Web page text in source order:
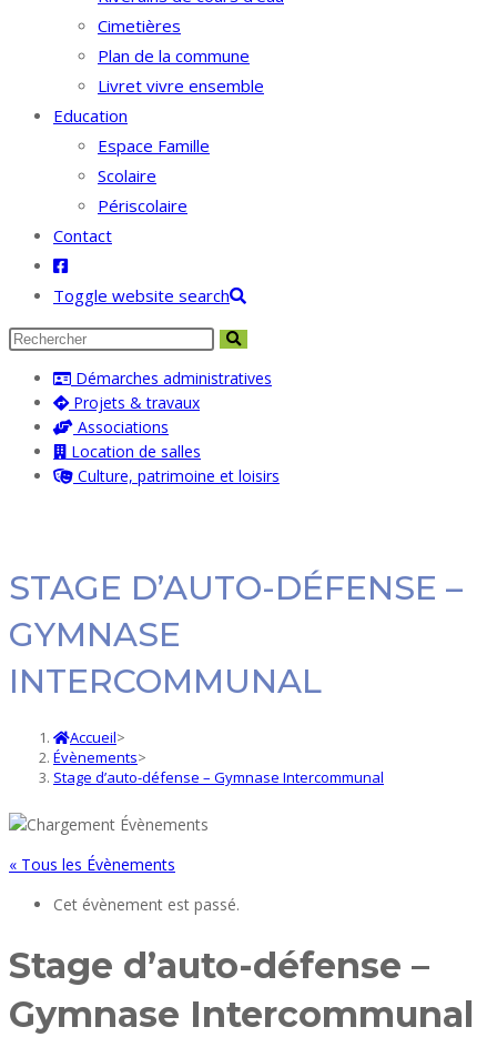
Cimetières
Plan de la commune
Livret vivre ensemble
Education
Espace Famille
Scolaire
Périscolaire
Contact
Toggle website search
Démarches administratives
Projets & travaux
Associations
Location de salles
Culture, patrimoine et loisirs
STAGE D’AUTO-DÉFENSE –
GYMNASE
INTERCOMMUNAL
Accueil>
Évènements>
Stage d’auto-défense – Gymnase Intercommunal
« Tous les Évènements
Cet évènement est passé.
Stage d’auto-défense –
Gymnase Intercommunal